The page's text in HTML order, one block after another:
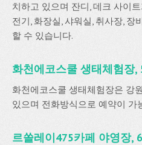
치하고 있으며 잔디, 데크 사이
전기, 화장실, 샤워실, 취사장,
할 수 있습니다.
화천에코스쿨 생태체험장,
화천에코스쿨 생태체험장은 강
있으며 전화방식으로 예약이 가
르쏠레이475카페 야영장,